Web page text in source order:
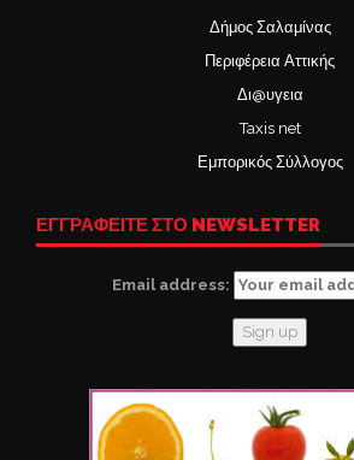
Δήμος Σαλαμίνας
Περιφέρεια Αττικής
Δι@υγεια
Taxis net
Εμπορικός Σύλλογος
ΕΓΓΡΑΦΕΙΤΕ ΣΤΟ NEWSLETTER
Email address: